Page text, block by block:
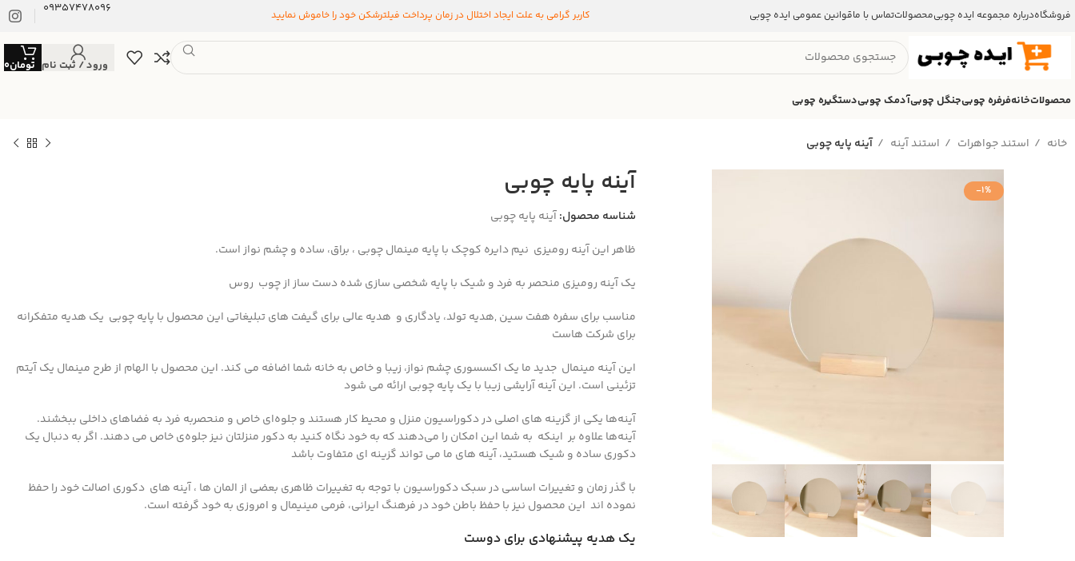
فروشگاهدرباره مجموعه ایده چوبیمحصولاتتماس با ماقوانین عمومی ایده چوبی کاربر گرامی به علت ایجاد اختلال در زمان پرداخت فیلترشکن خود را خاموش نمایید 09357478096
ورود / ثبت نام تومان0
محصولاتخانهفرفره چوبیجنگل چوبیآدمک چوبیدستگیره چوبی
خانه استند جواهرات استند آینه آینه پایه چوبی
-1% آینه پایه چوبی
شناسه محصول:آینه پایه چوبی
ظاهر این آینه رومیزی نیم دایره کوچک با پایه مینمال چوبی ، براق، ساده و چشم نواز است.
یک آینه رومیزی منحصر به فرد و شیک با پایه شخصی سازی شده دست ساز از چوب روس
مناسب برای سفره هفت سین ,هدیه تولد، یادگاری و هدیه عالی برای گیفت های تبلیغاتی این محصول با پایه چوبی یک هدیه متفکرانه
برای شرکت هاست
این آینه مینمال جدید ما یک اکسسوری چشم نواز، زیبا و خاص به خانه شما اضافه می کند. این محصول با الهام از طرح مینمال یک آیتم
تزئینی است. این آینه آرایشی زیبا با یک پایه چوبی ارائه می شود
آینه‌ها یکی از گزینه های اصلی در دکوراسیون منزل و محیط کار هستند و جلوه‌ای خاص و منحصربه فرد به فضاهای داخلی ببخشند.
آینه‌ها علاوه بر اینکه به شما این امکان را می‌دهند که به خود نگاه کنید به دکور منزلتان نیز جلوه‌ی خاص می دهند. اگر به دنبال یک
دکوری ساده و شیک هستید، آینه های ما می تواند گزینه ای متفاوت باشد
با گذر زمان و تغییرات اساسی در سبک دکوراسیون‌ با توجه به تغییرات ظاهری بعضی از المان ها ، آینه های دکوری اصالت خود را حفظ
نموده اند این محصول نیز با حفظ باطن خود در فرهنگ ایرانی، فرمی مینیمال و امروزی به خود گرفته است.
یک هدیه پیشنهادی برای دوست